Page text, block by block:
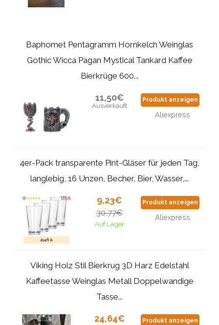
Baphomet Pentagramm Hornkelch Weinglas
Gothic Wicca Pagan Mystical Tankard Kaffee
Bierkrüge 600...
11,50€
Ausverkauft
Produkt anzeigen
Aliexpress
4er-Pack transparente Pint-Gläser für jeden Tag,
langlebig, 16 Unzen, Becher, Bier, Wasser,...
9,23€
30,77€
Auf Lager
Produkt anzeigen
Aliexpress
Viking Holz Stil Bierkrug 3D Harz Edelstahl
Kaffeetasse Weinglas Metall Doppelwandige
Tasse...
24,64€ Produkt anzeigen